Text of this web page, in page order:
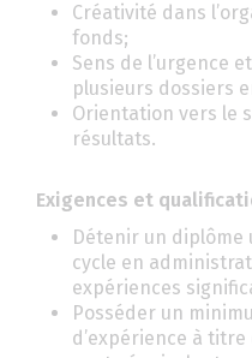
Créativité dans
fonds;
Sens de l’urgence
plusieurs dossiers
Orientation vers le
résultats.
Exigences et
Détenir un
cycle en
expériences
Posséder un
d’expérience à